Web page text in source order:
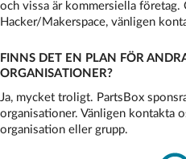
och vissa är kommersiella
Hacker/Makerspace, vänligen
FINNS DET EN PLAN FÖR
ORGANISATIONER?
Ja, mycket troligt. PartsBox
organisationer. Vänligen kontakta
organisation eller grupp.